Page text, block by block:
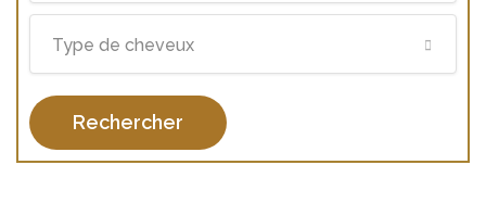
Type de cheveux
Rechercher